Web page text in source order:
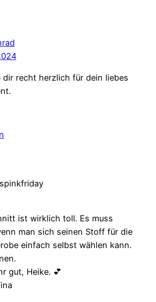
dir recht herzlich für dein liebes
ist wirklich toll. Es muss
man sich seinen Stoff für die
einfach selbst wählen kann.
gut, Heike. 💕